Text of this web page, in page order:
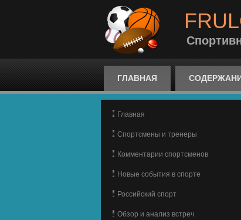
ГЛАВНАЯ
Главная
Спортсмены и тренеры
Комментарии спортсменов
Новые события в спорте
Российский спорт
Обзор и анализ встреч